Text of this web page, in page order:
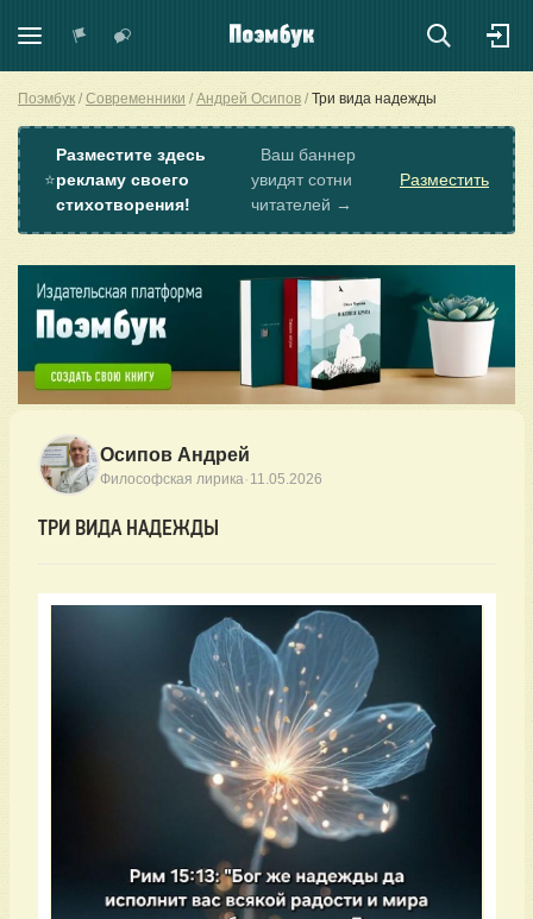
Поэмбук Современники Андрей Осипов Три вида надежды
⭐
Разместите здесь
рекламу своего
стихотворения!
Ваш баннер
увидят сотни
читателей →
Разместить
Осипов Андрей
Философская лирика· 11.05.2026
ТРИ ВИДА НАДЕЖДЫ